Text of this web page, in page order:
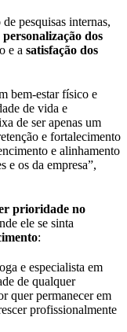
pesquisas internas,
personalização dos
e a satisfação dos
bem-estar físico e
de vida e
de ser apenas um
e fortalecimento
e alinhamento
e os da empresa”,
prioridade no
ele se sinta
:
e especialista em
de qualquer
quer permanecer em
profissionalmente